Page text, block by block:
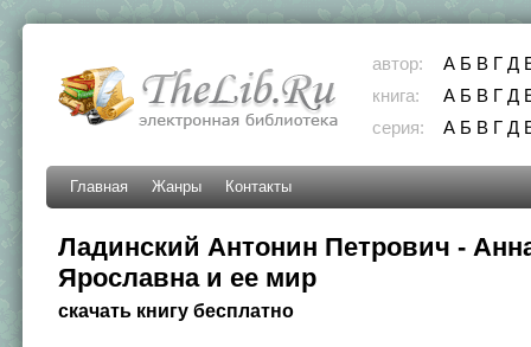
автор: А Б В Г Д
книга:
А Б В Г Д
серия:
А Б В Г Д
Главная Жанры Контакты
Ладинский Антонин Петрович -
Ярославна и ее мир
скачать книгу бесплатно